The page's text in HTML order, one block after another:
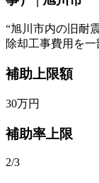
“旭川市内の旧耐
除却工事費用を一
補助上限額
30万円
補助率上限
2/3